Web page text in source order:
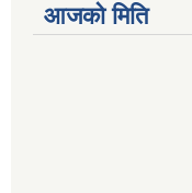
आजको मिति